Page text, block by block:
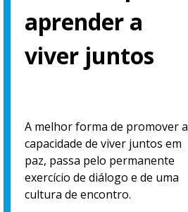
aprender a
viver juntos
A melhor forma de promover a
capacidade de viver juntos em
paz, passa pelo permanente
exercício de diálogo e de uma
cultura de encontro.